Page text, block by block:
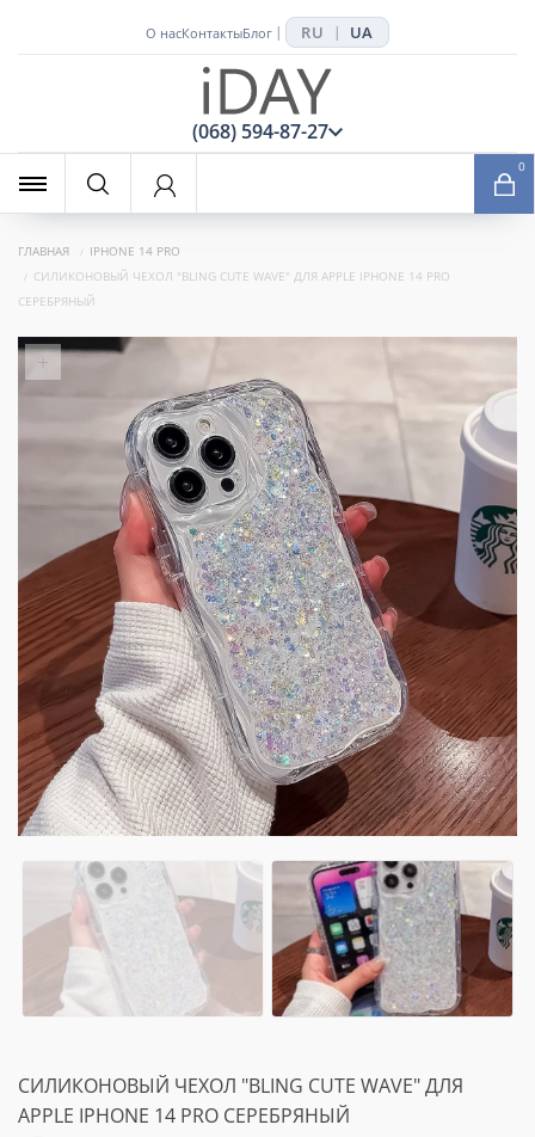
О насКонтактыБлог | RU | UA
(068) 594-87-27
0
ГЛАВНАЯ
IPHONE 14 PRO
СИЛИКОНОВЫЙ ЧЕХОЛ "BLING CUTE WAVE" ДЛЯ APPLE IPHONE 14 PRO
СЕРЕБРЯНЫЙ
+
СИЛИКОНОВЫЙ ЧЕХОЛ "BLING CUTE WAVE" ДЛЯ
APPLE IPHONE 14 PRO СЕРЕБРЯНЫЙ